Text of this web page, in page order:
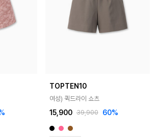
TOPTEN10
여성) 퀵드라이 쇼츠
15,900 39,900 60%